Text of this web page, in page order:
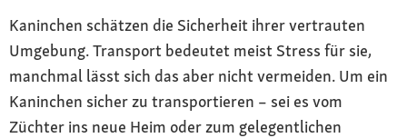
Kaninchen schätzen die Sicherheit ihrer vertrauten
Umgebung. Transport bedeutet meist Stress für sie,
manchmal lässt sich das aber nicht vermeiden. Um ein
Kaninchen sicher zu transportieren – sei es vom
Züchter ins neue Heim oder zum gelegentlichen